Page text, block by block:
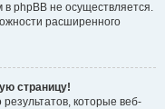
phpBB не осуществляется.
расширенного
страницу!
которые веб-